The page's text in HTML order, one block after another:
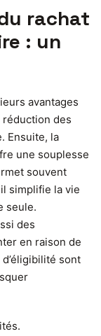
rachat
: un
avantages
réduction des
Ensuite, la
une souplesse
souvent
simplifie la vie
seule.
des
en raison de
sont